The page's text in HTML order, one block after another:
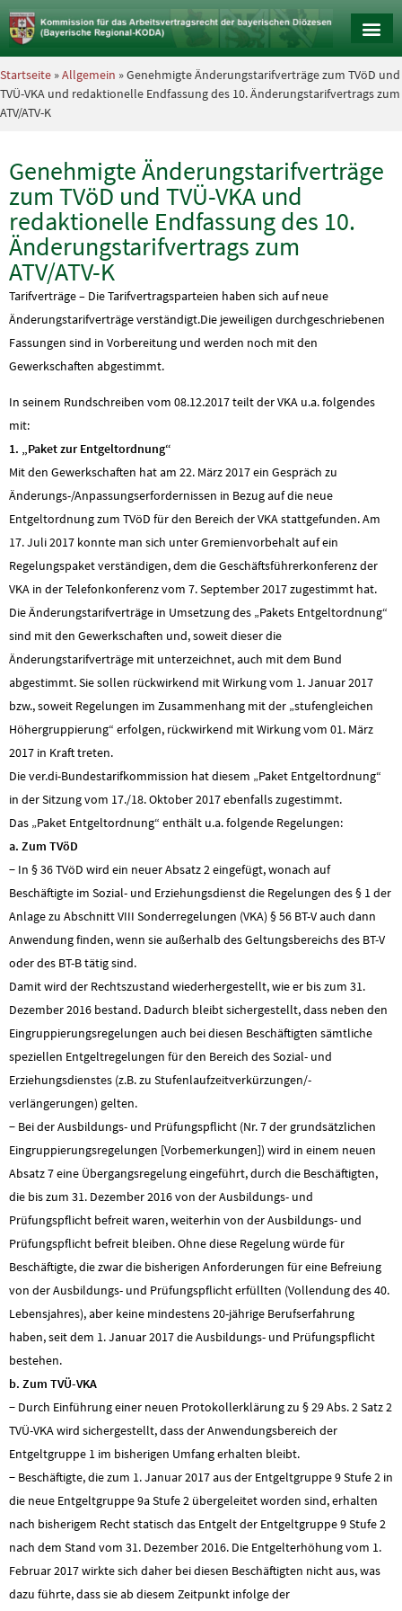
Startseite »Allgemein » Genehmigte Änderungstarifverträge zum TVöD und
TVÜ-VKA und redaktionelle Endfassung des 10. Änderungstarifvertrags zum
ATV/ATV-K
Genehmigte Änderungstarifverträge
zum TVöD und TVÜ-VKA und
redaktionelle Endfassung des 10.
Änderungstarifvertrags zum
ATV/ATV-K
Tarifverträge – Die Tarifvertragsparteien haben sich auf neue
Änderungstarifverträge verständigt.Die jeweiligen durchgeschriebenen
Fassungen sind in Vorbereitung und werden noch mit den
Gewerkschaften abgestimmt.
In seinem Rundschreiben vom 08.12.2017 teilt der VKA u.a. folgendes
mit:
1. „Paket zur Entgeltordnung“
Mit den Gewerkschaften hat am 22. März 2017 ein Gespräch zu
Änderungs-/Anpassungserfordernissen in Bezug auf die neue
Entgeltordnung zum TVöD für den Bereich der VKA stattgefunden. Am
17. Juli 2017 konnte man sich unter Gremienvorbehalt auf ein
Regelungspaket verständigen, dem die Geschäftsführerkonferenz der
VKA in der Telefonkonferenz vom 7. September 2017 zugestimmt hat.
Die Änderungstarifverträge in Umsetzung des „Pakets Entgeltordnung“
sind mit den Gewerkschaften und, soweit dieser die
Änderungstarifverträge mit unterzeichnet, auch mit dem Bund
abgestimmt. Sie sollen rückwirkend mit Wirkung vom 1. Januar 2017
bzw., soweit Regelungen im Zusammenhang mit der „stufengleichen
Höhergruppierung“ erfolgen, rückwirkend mit Wirkung vom 01. März
2017 in Kraft treten.
Die ver.di-Bundestarifkommission hat diesem „Paket Entgeltordnung“
in der Sitzung vom 17./18. Oktober 2017 ebenfalls zugestimmt.
Das „Paket Entgeltordnung“ enthält u.a. folgende Regelungen:
a. Zum TVöD
− In § 36 TVöD wird ein neuer Absatz 2 eingefügt, wonach auf
Beschäftigte im Sozial- und Erziehungsdienst die Regelungen des § 1 der
Anlage zu Abschnitt VIII Sonderregelungen (VKA) § 56 BT-V auch dann
Anwendung finden, wenn sie außerhalb des Geltungsbereichs des BT-V
oder des BT-B tätig sind.
Damit wird der Rechtszustand wiederhergestellt, wie er bis zum 31.
Dezember 2016 bestand. Dadurch bleibt sichergestellt, dass neben den
Eingruppierungsregelungen auch bei diesen Beschäftigten sämtliche
speziellen Entgeltregelungen für den Bereich des Sozial- und
Erziehungsdienstes (z.B. zu Stufenlaufzeitverkürzungen/-
verlängerungen) gelten.
− Bei der Ausbildungs- und Prüfungspflicht (Nr. 7 der grundsätzlichen
Eingruppierungsregelungen [Vorbemerkungen]) wird in einem neuen
Absatz 7 eine Übergangsregelung eingeführt, durch die Beschäftigten,
die bis zum 31. Dezember 2016 von der Ausbildungs- und
Prüfungspflicht befreit waren, weiterhin von der Ausbildungs- und
Prüfungspflicht befreit bleiben. Ohne diese Regelung würde für
Beschäftigte, die zwar die bisherigen Anforderungen für eine Befreiung
von der Ausbildungs- und Prüfungspflicht erfüllten (Vollendung des 40.
Lebensjahres), aber keine mindestens 20-jährige Berufserfahrung
haben, seit dem 1. Januar 2017 die Ausbildungs- und Prüfungspflicht
bestehen.
b. Zum TVÜ-VKA
− Durch Einführung einer neuen Protokollerklärung zu § 29 Abs. 2 Satz 2
TVÜ-VKA wird sichergestellt, dass der Anwendungsbereich der
Entgeltgruppe 1 im bisherigen Umfang erhalten bleibt.
− Beschäftigte, die zum 1. Januar 2017 aus der Entgeltgruppe 9 Stufe 2 in
die neue Entgeltgruppe 9a Stufe 2 übergeleitet worden sind, erhalten
nach bisherigem Recht statisch das Entgelt der Entgeltgruppe 9 Stufe 2
nach dem Stand vom 31. Dezember 2016. Die Entgelterhöhung vom 1.
Februar 2017 wirkte sich daher bei diesen Beschäftigten nicht aus, was
dazu führte, dass sie ab diesem Zeitpunkt infolge der